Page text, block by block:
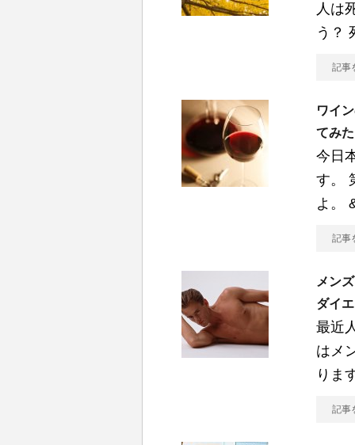
人は
う？
記事
ワイ
てみた
今日
す。
よ。
記事
メン
ダイ
最近
はメ
りま
記事